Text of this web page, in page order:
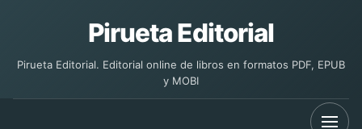
Pirueta Editorial
Pirueta Editorial. Editorial online de libros en formatos PDF, EPUB
y MOBI